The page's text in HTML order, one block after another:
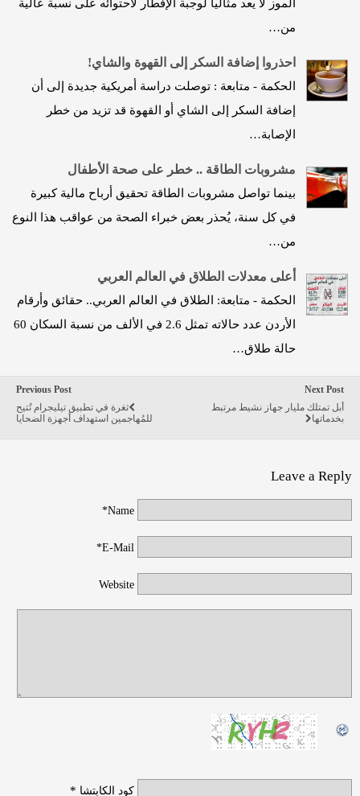
الموز لا يعد مثالياً لوجبة الإفطار لاحتوائه على نسبة عالية
من…
احذروا إضافة السكر إلى القهوة والشاي!
الحكمة - متابعة : توصلت دراسة أمريكية جديدة إلى أن
إضافة السكر إلى الشاي أو القهوة قد تزيد من خطر
الإصابة…
مشروبات الطاقة .. خطر على صحة الأطفال
بينما تواصل مشروبات الطاقة تحقيق أرباح مالية كبيرة
في كل سنة، يُحذر بعض خبراء الصحة من عواقب هذا النوع
من…
أعلى معدلات الطلاق في العالم العربي
الحكمة - متابعة: الطلاق في العالم العربي.. حقائق وأرقام
الأردن عدد حالاته تمثل 2.6 في الألف من نسبة السكان 60
حالة طلاق…
Previous Post
ثغرة في تطبيق تيليجرام تُتيح
للمُهاجمين استهداف أجهزة الضحايا
Next Post
أبل تمتلك مليار جهاز نشيط مرتبط
بخدماتها
Leave a Reply
Name*
E-Mail*
Website
كود الكابتشا *